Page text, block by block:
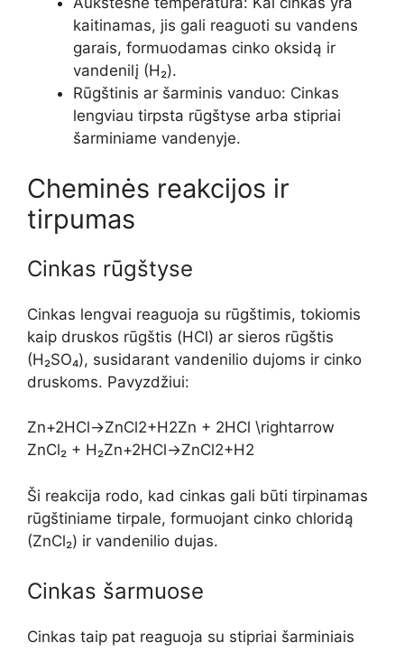
kaitinamas, jis gali reaguoti su vandens
garais, formuodamas cinko oksidą ir
vandenilį (H₂).
Rūgštinis ar šarminis vanduo: Cinkas
lengviau tirpsta rūgštyse arba stipriai
šarminiame vandenyje.
Cheminės reakcijos ir
tirpumas
Cinkas rūgštyse
Cinkas lengvai reaguoja su rūgštimis, tokiomis
kaip druskos rūgštis (HCl) ar sieros rūgštis
(H₂SO₄), susidarant vandenilio dujoms ir cinko
druskoms. Pavyzdžiui:
Zn+2HCl→ZnCl2+H2Zn + 2HCl \rightarrow
ZnCl₂ + H₂Zn+2HCl→ZnCl2+H2
Ši reakcija rodo, kad cinkas gali būti tirpinamas
rūgštiniame tirpale, formuojant cinko chloridą
(ZnCl₂) ir vandenilio dujas.
Cinkas šarmuose
Cinkas taip pat reaguoja su stipriai šarminiais